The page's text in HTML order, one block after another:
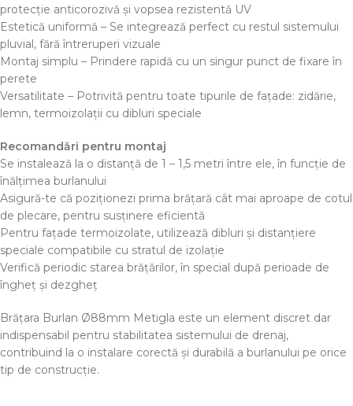
protecție anticorozivă și vopsea rezistentă UV
Estetică uniformă – Se integrează perfect cu restul sistemului
pluvial, fără întreruperi vizuale
Montaj simplu – Prindere rapidă cu un singur punct de fixare în
perete
Versatilitate – Potrivită pentru toate tipurile de fațade: zidărie,
lemn, termoizolații cu dibluri speciale
Recomandări pentru montaj
Se instalează la o distanță de 1 – 1,5 metri între ele, în funcție de
înălțimea burlanului
Asigură-te că poziționezi prima brățară cât mai aproape de cotul
de plecare, pentru susținere eficientă
Pentru fațade termoizolate, utilizează dibluri și distanțiere
speciale compatibile cu stratul de izolație
Verifică periodic starea brățărilor, în special după perioade de
îngheț și dezgheț
Brățara Burlan Ø88mm Metigla este un element discret dar
indispensabil pentru stabilitatea sistemului de drenaj,
contribuind la o instalare corectă și durabilă a burlanului pe orice
tip de construcție.